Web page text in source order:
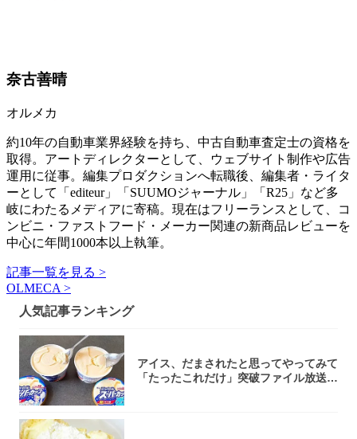
奈古善晴
オルメカ
約10年の自動車業界経験を持ち、中古自動車査定士の資格を
取得。アートディレクターとして、ウェブサイト制作や広告
運用に従事。編集プロダクションへ転職後、編集者・ライタ
ーとして「editeur」「SUUMOジャーナル」「R25」など多
岐にわたるメディアに寄稿。現在はフリーランスとして、コ
ンビニ・ファストフード・メーカー関連の新商品レビューを
中心に年間1000本以上執筆。
記事一覧を見る >
OLMECA >
人気記事ランキング
アイス、だまされたと思ってやってみて
「たったこれだけ」突破ファイル放送で